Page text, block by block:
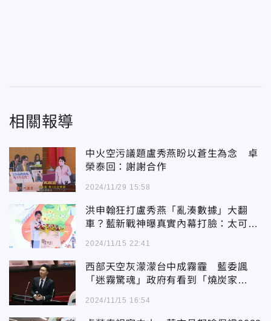
相關報導
中火空污議題盧秀燕盼以蒼生為念 卓
榮泰回：謝謝合作
2024/11/29 15:58
洪申翰狂打盧秀燕「亂湊數據」大翻
車？藍新戰神曝真實內幕打臉：太可笑
2024/11/15 22:41
西部天空灰濛濛台中成霧霾 藍委諷
「迷霧驚魂」政府有看到「燒炭家
2024/11/15 16:54